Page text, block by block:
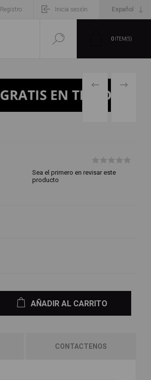
Registro Inicia sesión
0 ITEM(S)
PRODUCTO
Sea el primero en revisar este
producto
AÑADIR AL CARRITO
CONTACTENOS